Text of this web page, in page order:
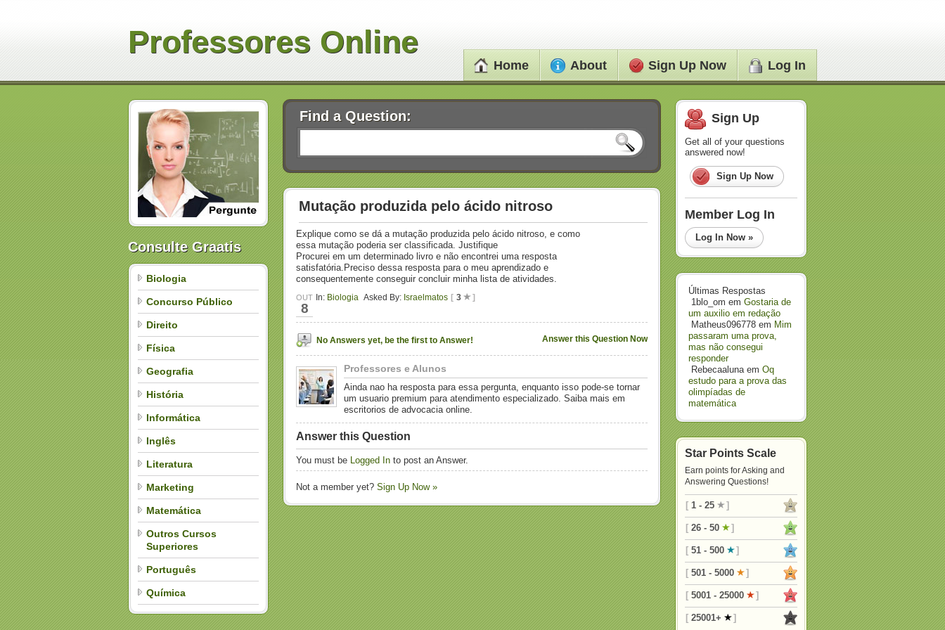
Home About Sign Up Now Log In
Professores Online
Consulte Graatis
Biologia
Concurso Público
Direito
Física
Geografia
História
Informática
Inglês
Literatura
Marketing
Matemática
Outros Cursos
Superiores
Português
Química
Find a Question:
Mutação produzida pelo ácido nitroso
Explique como se dá a mutação produzida pelo ácido nitroso, e como
essa mutação poderia ser classificada. Justifique
Procurei em um determinado livro e não encontrei uma resposta
satisfatória.Preciso dessa resposta para o meu aprendizado e
consequentemente conseguir concluir minha lista de atividades.
In: Biologia Asked By: Israelmatos [ 3 ]
OUT
8
Answer this Question Now
No Answers yet, be the first to Answer!
Professores e Alunos
Ainda nao ha resposta para essa pergunta, enquanto isso pode-se tornar
um usuario premium para atendimento especializado. Saiba mais em
escritorios de advocacia online.
Answer this Question
You must be Logged In to post an Answer.
Not a member yet? Sign Up Now »
Sign Up
Get all of your questions
answered now!
Sign Up Now
Member Log In
Log In Now »
Últimas Respostas
1blo_om em Gostaria de
um auxilio em redação
Matheus096778 em Mim
passaram uma prova,
mas não consegui
responder
Rebecaalunaem Oq
estudo para a prova das
olimpíadas de
matemática
Star Points Scale
Earn points for Asking and
Answering Questions!
[ 1 - 25 ]
[ 26 - 50 ]
[ 51 - 500 ]
[ 501 - 5000 ]
[ 5001 - 25000 ]
[ 25001+ ]